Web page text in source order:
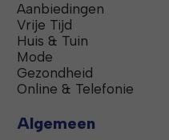
Aanbiedingen
Vrije Tijd
Huis & Tuin
Mode
Gezondheid
Online & Telefonie
Algemeen